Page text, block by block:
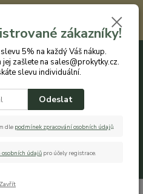
slevu 5% na každý nákup. Máte-li
sales@prokytky.cz. Po jeho ověření
Přejít na registraci →
0ks
zákazníky!
5% na každý Váš nákup.
zašlete na sales@prokytky.cz.
slevu individuální.
Odeslat
dle podmínek zpracování osobních údajů.
osobních údajů pro účely registrace.
Zavřít